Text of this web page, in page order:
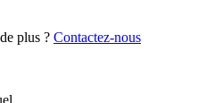
plus ? Contactez-nous